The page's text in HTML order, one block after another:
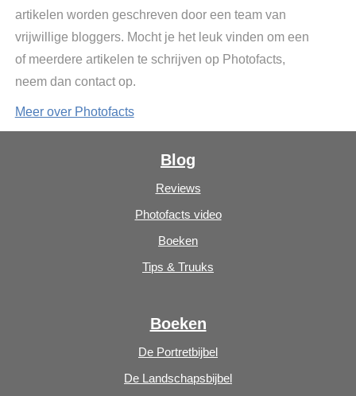
artikelen worden geschreven door een team van
vrijwillige bloggers. Mocht je het leuk vinden om een
of meerdere artikelen te schrijven op Photofacts,
neem dan contact op.
Meer over Photofacts
Blog
Reviews
Photofacts video
Boeken
Tips & Truuks
Boeken
De Portretbijbel
De Landschapsbijbel